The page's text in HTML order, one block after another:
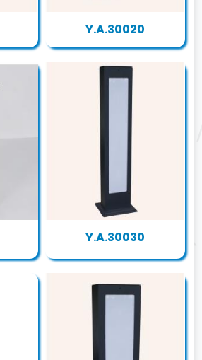
Y.A.30020
Y.A.30030